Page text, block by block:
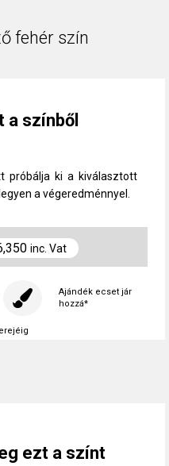
fehér szín
a színből
próbálja ki a kiválasztott
a végeredménnyel.
inc. Vat
Ajándék ecset jár
hozzá*
ezt a színt